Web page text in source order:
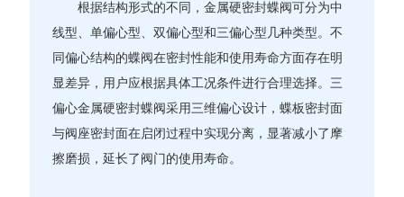
根据结构形式的不同，金属硬密封蝶阀可分为中
线型、单偏心型、双偏心型和三偏心型几种类型。不
同偏心结构的蝶阀在密封性能和使用寿命方面存在明
显差异，用户应根据具体工况条件进行合理选择。三
偏心金属硬密封蝶阀采用三维偏心设计，蝶板密封面
与阀座密封面在启闭过程中实现分离，显著减小了摩
擦磨损，延长了阀门的使用寿命。